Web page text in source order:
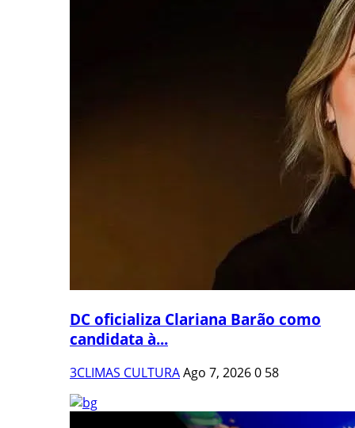
DC oficializa Clariana Barão como
candidata à...
3CLIMAS CULTURAAgo 7, 20260 58